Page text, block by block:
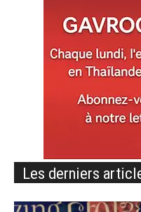
Les derniers